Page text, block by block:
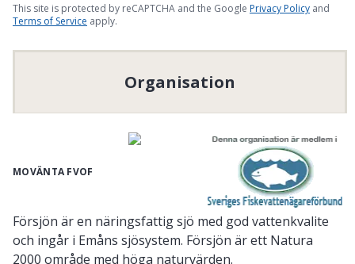
This site is protected by reCAPTCHA and the Google Privacy Policy and
Terms of Service apply.
Organisation
MOVÄNTA FVOF
Försjön är en näringsfattig sjö med god vattenkvalite
och ingår i Emåns sjösystem. Försjön är ett Natura
2000 område med höga naturvärden.